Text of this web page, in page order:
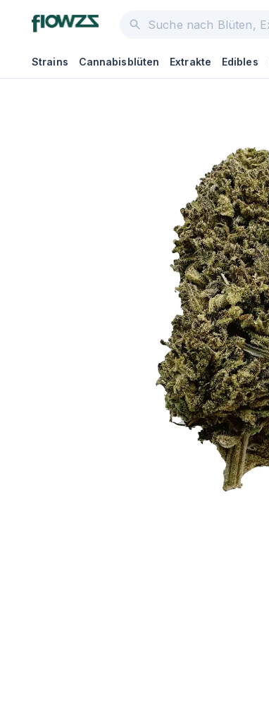
Strains Cannabisblüten Extrakte Edibles